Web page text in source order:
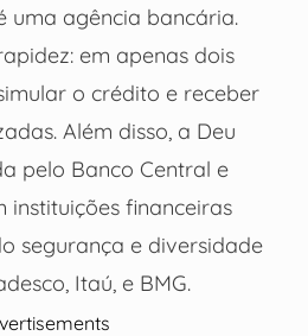
uma agência bancária.
em apenas dois
o crédito e receber
Além disso, a Deu
pelo Banco Central e
instituições financeiras
segurança e diversidade
Itaú, e BMG.